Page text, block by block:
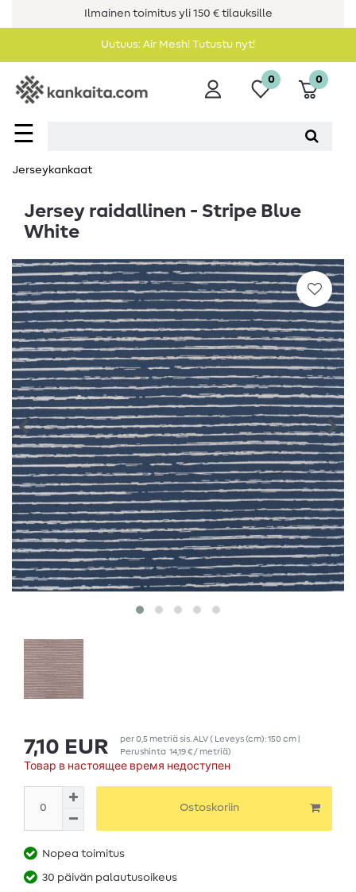
Ilmainen toimitus yli 150 € tilauksille
Uutuus: Air Mesh! Tutustu nyt!
☰
0 0
Jerseykankaat
Jersey raidallinen - Stripe Blue
White
7,10 EUR per0,5 metriäsis. ALV( Leveys (cm): 150 cm |
Perushinta 14,19 € / metriä)
Товар в настоящее время недоступен
Ostoskoriin
Nopea toimitus
30 päivän palautusoikeus